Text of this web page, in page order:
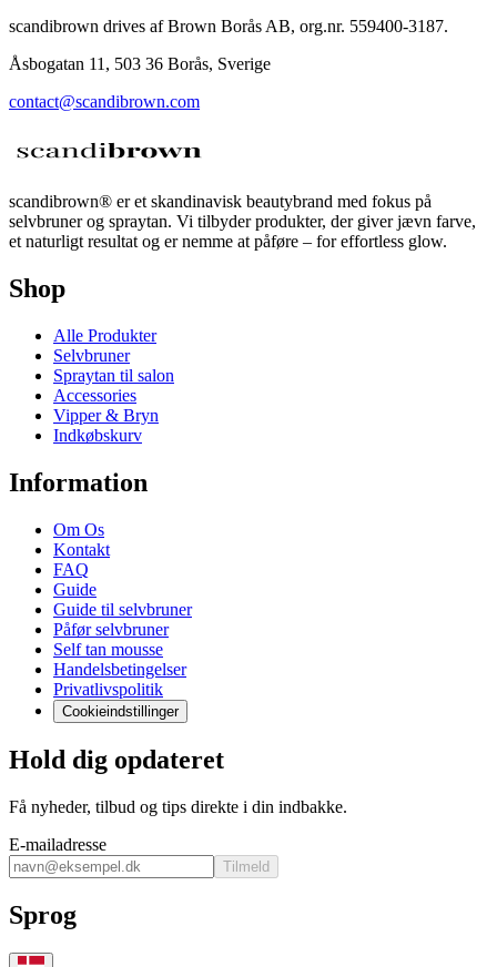
scandibrown drives af Brown Borås AB, org.nr. 559400-3187.
Åsbogatan 11, 503 36 Borås, Sverige
contact@scandibrown.com
scandibrown® er et skandinavisk beautybrand med fokus på
selvbruner og spraytan. Vi tilbyder produkter, der giver jævn farve,
et naturligt resultat og er nemme at påføre – for effortless glow.
Shop
Alle Produkter
Selvbruner
Spraytan til salon
Accessories
Vipper & Bryn
Indkøbskurv
Information
Om Os
Kontakt
FAQ
Guide
Guide til selvbruner
Påfør selvbruner
Self tan mousse
Handelsbetingelser
Privatlivspolitik
Cookieindstillinger
Hold dig opdateret
Få nyheder, tilbud og tips direkte i din indbakke.
E-mailadresse
Tilmeld
Sprog